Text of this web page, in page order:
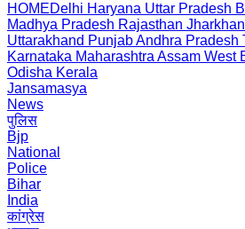
HOMEDelhi Haryana Uttar Pradesh
Madhya Pradesh Rajasthan
Uttarakhand PunjabAndhra Pradesh
Karnataka Maharashtra Assam West
Odisha Kerala
Jansamasya
News
पुलिस
Bjp
National
Police
Bihar
India
कांग्रेस